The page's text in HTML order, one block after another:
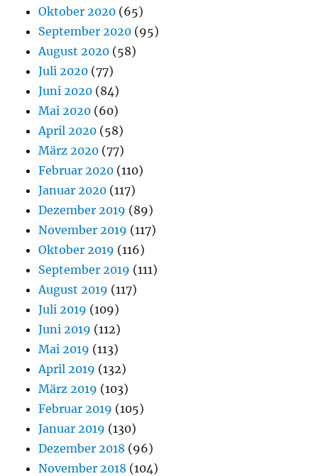
Oktober 2020 (65)
September 2020 (95)
August 2020 (58)
Juli 2020 (77)
Juni 2020 (84)
Mai 2020 (60)
April 2020 (58)
März 2020 (77)
Februar 2020 (110)
Januar 2020 (117)
Dezember 2019 (89)
November 2019 (117)
Oktober 2019 (116)
September 2019 (111)
August 2019 (117)
Juli 2019 (109)
Juni 2019 (112)
Mai 2019 (113)
April 2019 (132)
März 2019 (103)
Februar 2019 (105)
Januar 2019 (130)
Dezember 2018 (96)
November 2018 (104)